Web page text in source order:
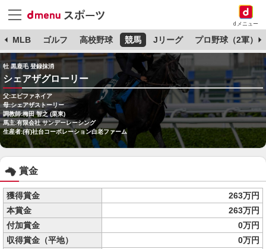
dメニュー
MLB ゴルフ 高校野球 競馬 Jリーグ プロ野球（2軍）
牡 黒鹿毛 登録抹消
シェアザグローリー
父:エピファネイア
母:シェアザストーリー
調教師:梅田 智之 (栗東)
馬主:有限会社 サンデーレーシング
生産者:(有)社台コーポレーション白老ファーム
賞金
獲得賞金
263万円
本賞金
263万円
付加賞金
0万円
収得賞金（平地）
0万円